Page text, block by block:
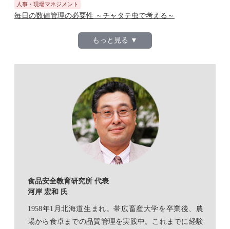
人事・現場マネジメント
毎日の数値管理の必要性 ～チャタテ虫で考える～
もっと見る ▼
食品安全教育研究所 代表
河岸 宏和 氏
1958年1月北海道生まれ。帯広畜産大学を卒業後、農
場から食卓までの品質管理を実践中。これまでに経験